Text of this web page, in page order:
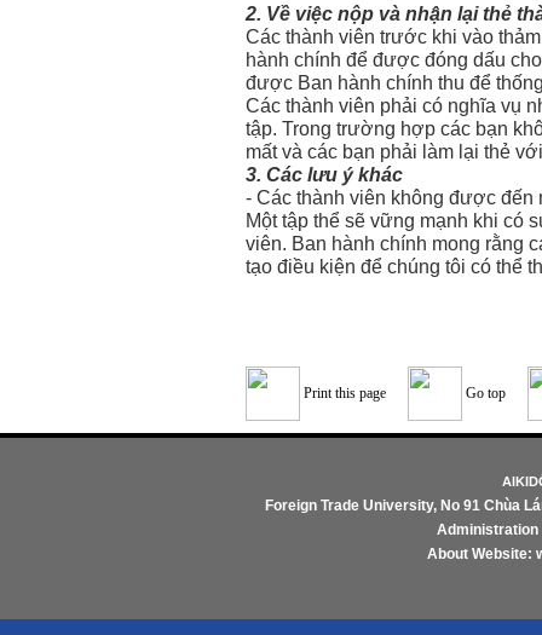
2. Về việc nộp và nhận lại thẻ
Các thành viên trước khi vào
hành chính để được đóng dấu
được Ban hành chính thu để
Các thành viên phải có nghĩa vụ
tập. Trong trường hợp các bạn
mất và các bạn phải làm lại thẻ
3. Các lưu ý khác
- Các thành viên không được đến
Một tập thể sẽ vững mạnh khi có
viên. Ban hành chính mong rằng
tạo điều kiện để chúng tôi có thể
Print this page Go top
Foreign Trade University, No 91 Chùa
About Website: